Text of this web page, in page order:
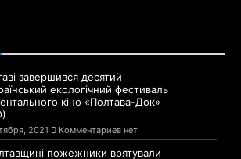
завершився десятий
екологічний фестиваль
кіно «Полтава-Док»
2021 Комментариев нет
пожежники врятували